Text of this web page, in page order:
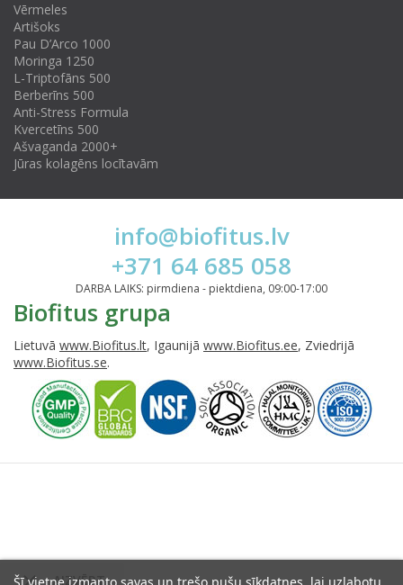
Vērmeles
Artišoks
Pau D’Arco 1000
Moringa 1250
L-Triptofāns 500
Berberīns 500
Anti-Stress Formula
Kvercetīns 500
Ašvaganda 2000+
Jūras kolagēns locītavām
info@biofitus.lv
+371 64 685 058
DARBA LAIKS: pirmdiena - piektdiena, 09:00-17:00
Biofitus grupa
Lietuvā www.Biofitus.lt, Igaunijā www.Biofitus.ee, Zviedrijā
www.Biofitus.se.
AIZVĒRT